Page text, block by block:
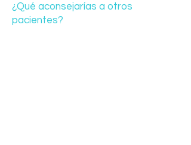
¿Qué aconsejarías a otros
pacientes?